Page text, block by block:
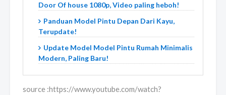
Door Of house 1080p, Video paling heboh!
Panduan Model Pintu Depan Dari Kayu,
Terupdate!
Update Model Model Pintu Rumah Minimalis
Modern, Paling Baru!
source :https://www.youtube.com/watch?